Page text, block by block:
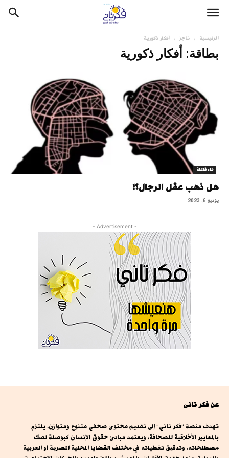
الرئيسية تاجز أفكار ذكورية
بطاقة: أفكار ذكورية
تاء فاعلة
هل ذهب عقل الرجال؟!
يونيو 6, 2023
- Advertisement -
عن فكر تانى
تهدف منصة "فكر تاني" إلى تقديم محتوى صحفي متنوع ومتوازن، يلتزم
بالمعايير الأخلاقية للصحافة، ويعتمد مبادئ حقوق الإنسان كبوصلة لصك
مصطلحاته، وتدقيق تغطياته في مختلف القضايا المحلية المصرية أو العربية